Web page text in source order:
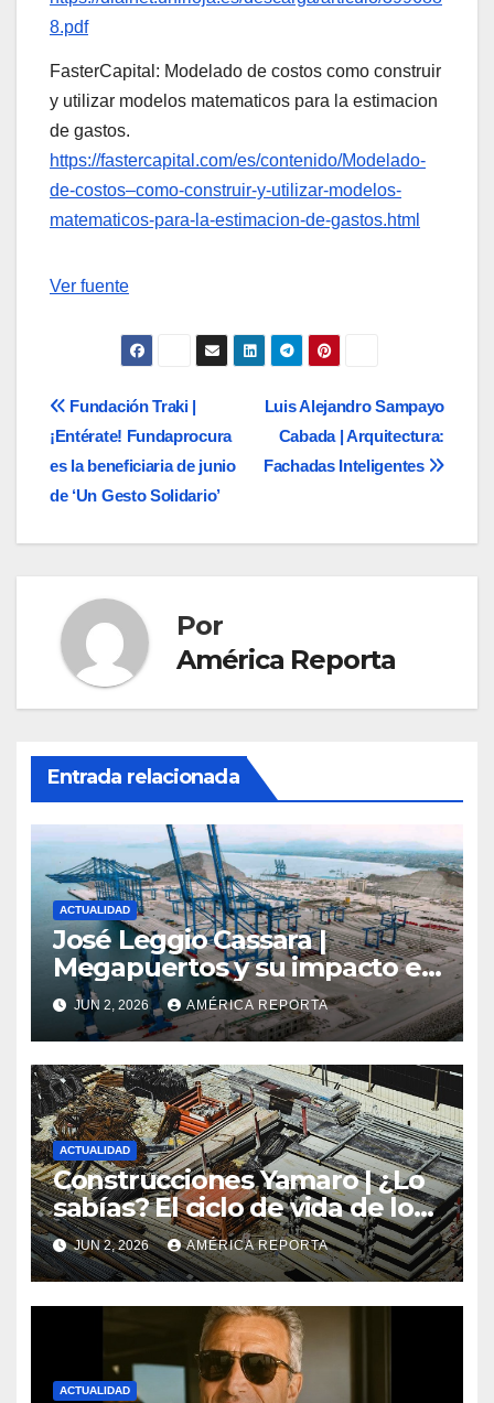
8.pdf
FasterCapital: Modelado de costos como construir
y utilizar modelos matematicos para la estimacion
de gastos.
https://fastercapital.com/es/contenido/Modelado-
de-costos–como-construir-y-utilizar-modelos-
matematicos-para-la-estimacion-de-gastos.html
Navegación
entradas
Ver fuente
Navegación
de
entradas
Luis Alejandro Sampayo
Cabada | Arquitectura:
Fachadas Inteligentes
Fundación Traki |
¡Entérate! Fundaprocura
es la beneficiaria de junio
de ‘Un Gesto Solidario’
Por
América Reporta
Entrada relacionada
ACTUALIDAD
José Leggio Cassara |
Megapuertos y su impacto en
el turismo y el comercio
global
JUN 2, 2026 AMÉRICA REPORTA
ACTUALIDAD
Construcciones Yamaro | ¿Lo
sabías? El ciclo de vida de los
materiales de construcción
revoluciona eficiencia en
proyectos modernos
JUN 2, 2026 AMÉRICA REPORTA
ACTUALIDAD